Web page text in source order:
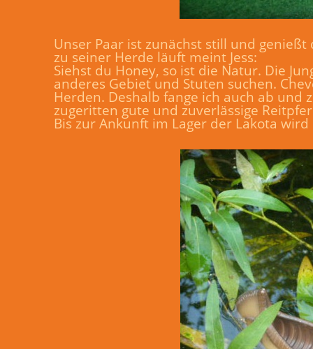
Unser Paar ist zunächst still und
zu seiner Herde läuft meint Jess:
Siehst du Honey, so ist die Natur. Die
anderes Gebiet und Stuten suchen.
Herden. Deshalb fange ich auch ab und
zugeritten gute und zuverlässige
Bis zur Ankunft im Lager der Lakota